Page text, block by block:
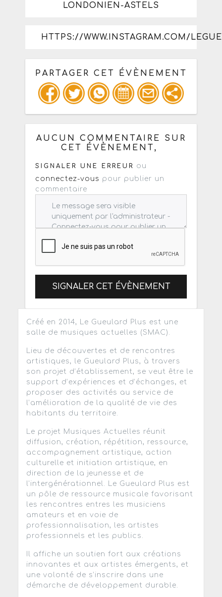
LONDONIEN-ASTELS
HTTPS://WWW.INSTAGRAM.COM/
PARTAGER CET ÉVÈNEMENT
Copiez les infos ci-dessous pour un
: mail / forum / réseau social
AUCUN COMMENTAIRE SUR
CET ÉVÈNEMENT,
SIGNALER UNE ERREUR
ou
connectez-vous pour publier un
commentaire
SIGNALER CET ÉVÈNEMENT
Créé en 2014, Le Gueulard Plus est une
salle de musiques actuelles (SMAC).
Lieu de découvertes et de rencontres
artistiques, le Gueulard Plus, à travers
son projet d’établissement, se veut être le
support d’expériences et d’échanges, et
proposer des activités au service de
l’amélioration de la qualité de vie des
habitants du territoire.
Le projet Musiques Actuelles réunit
diffusion, création, répétition, ressource,
accompagnement artistique, action
culturelle et initiation artistique, en
direction de la jeunesse et de
l’intergénérationnel. Le Gueulard Plus est
un pôle de ressource musicale favorisant
les rencontres entres les musiciens
amateurs et en voie de
professionnalisation, les artistes
professionnels et les publics.
Il affiche un soutien fort aux créations
innovantes et aux artistes émergents, et
une volonté de s’inscrire dans une
démarche de développement durable.